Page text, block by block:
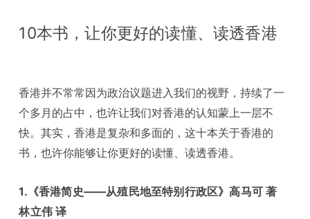
10本书，让你更好的读懂、读透香港
香港并不常常因为政治议题进入我们的视野，持续了一
个多月的占中，也许让我们对香港的认知蒙上一层不
快。其实，香港是复杂和多面的，这十本关于香港的
书，也许你能够让你更好的读懂、读透香港。
1.《香港简史——从殖民地至特别行政区》高马可 著
林立伟 译